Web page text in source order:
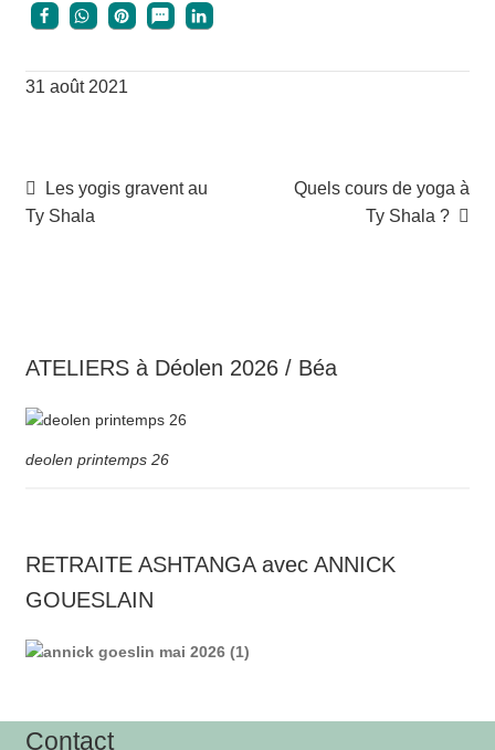
31 août 2021
Navigation
de
Article
précédent :
Les yogis gravent au
Ty Shala
Article
Quels cours de yoga à
Ty Shala ?
ATELIERS à Déolen 2026 / Béa
deolen printemps 26
RETRAITE ASHTANGA avec ANNICK
GOUESLAIN
Contact